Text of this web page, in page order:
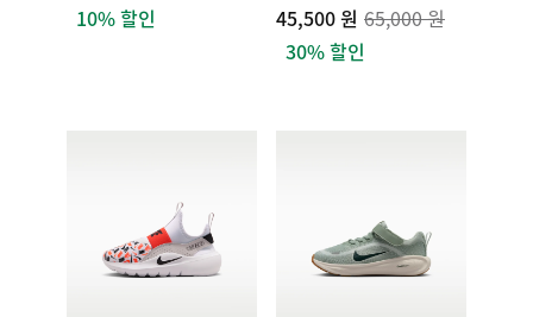
10% 할인
45,500 원 65,000 원
30% 할인